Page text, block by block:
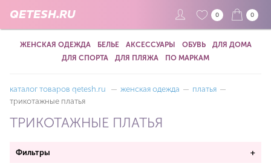
QETESH.RU 0 0
ЖЕНСКАЯ ОДЕЖДА БЕЛЬЕ АКСЕССУАРЫ ОБУВЬ
ДЛЯ ДОМА
ДЛЯ СПОРТА
ДЛЯ ПЛЯЖА ПО МАРКАМ
каталог товаров qetesh.ru — женская одежда — платья —
трикотажные платья
ТРИКОТАЖНЫЕ ПЛАТЬЯ
Фильтры +